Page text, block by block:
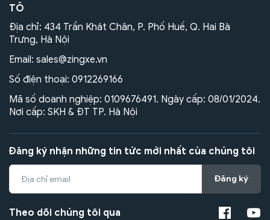
TÔ
Địa chỉ: 434 Trần Khát Chân, P. Phố Huế, Q. Hai Bà
Trưng, Hà Nội
Email: sales@zingxe.vn
Số điện thoại: 0912269166
Mã số doanh nghiệp: 0109676491. Ngày cấp: 08/01/2024.
Nơi cấp: SKH & ĐT TP. Hà Nội
Đăng ký nhận những tin tức mới nhất của chúng tôi
Đăng ký
Theo dõi chúng tôi qua